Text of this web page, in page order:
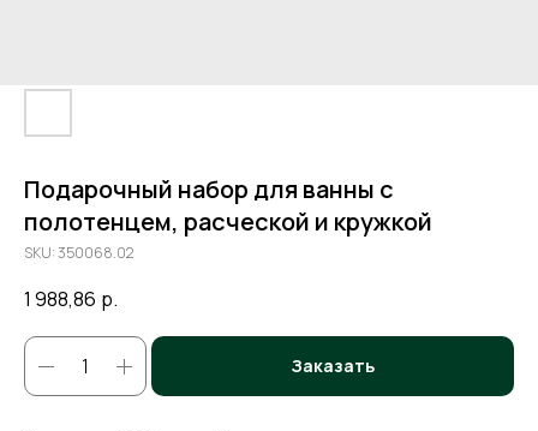
Подарочный набор для ванны с
полотенцем, расческой и кружкой
SKU:350068.02
1 988,86 р.
Заказать